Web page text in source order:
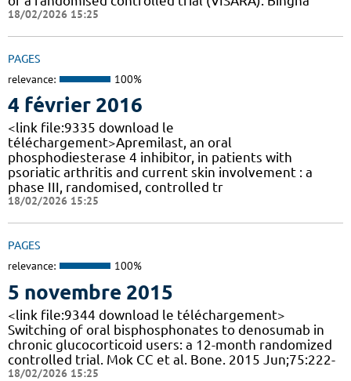
18/02/2026 15:25
PAGES
relevance: 100%
4 février 2016
<link file:9335 download le
téléchargement>Apremilast, an oral
phosphodiesterase 4 inhibitor, in patients with
psoriatic arthritis and current skin involvement : a
phase III, randomised, controlled tr
18/02/2026 15:25
PAGES
relevance: 100%
5 novembre 2015
<link file:9344 download le téléchargement>
Switching of oral bisphosphonates to denosumab in
chronic glucocorticoid users: a 12-month randomized
controlled trial. Mok CC et al. Bone. 2015 Jun;75:222-
18/02/2026 15:25